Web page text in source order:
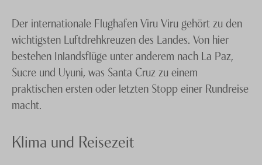
Der internationale Flughafen Viru Viru gehört zu den
wichtigsten Luftdrehkreuzen des Landes. Von hier
bestehen Inlandsflüge unter anderem nach La Paz,
Sucre und Uyuni, was Santa Cruz zu einem
praktischen ersten oder letzten Stopp einer Rundreise
macht.
Klima und Reisezeit